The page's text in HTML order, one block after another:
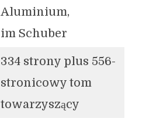
Aluminium,
im Schuber
334 strony plus 556-
stronicowy tom
towarzyszący